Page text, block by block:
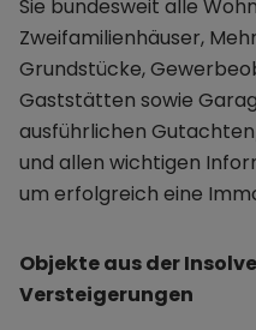
Sie bundesweit alle
Zweifamilienhäuser,
Grundstücke,
Gaststätten sowie
ausführlichen
und allen wichtigen
um erfolgreich eine
Objekte aus der
Versteigerungen